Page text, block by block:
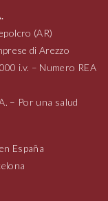
(AR)
di Arezzo
i.v. – Numero REA
– Por una salud
España